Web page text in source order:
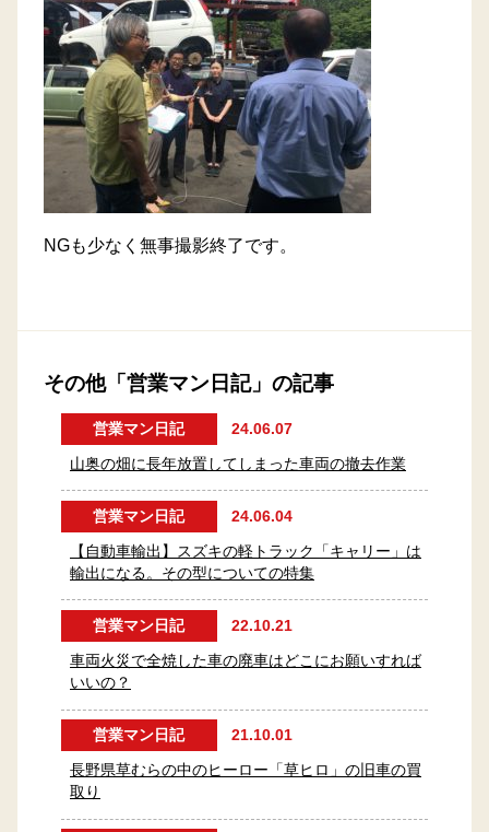
NGも少なく無事撮影終了です。
その他「営業マン日記」の記事
営業マン日記 24.06.07
山奥の畑に長年放置してしまった車両の撤去作業
営業マン日記 24.06.04
【自動車輸出】スズキの軽トラック「キャリー」は
輸出になる。その型についての特集
営業マン日記 22.10.21
車両火災で全焼した車の廃車はどこにお願いすれば
いいの？
営業マン日記 21.10.01
長野県草むらの中のヒーロー「草ヒロ」の旧車の買
取り